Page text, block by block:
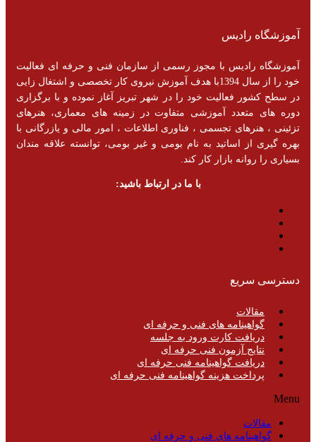
آموزشگاه رادیس
آموزشگاه رادیس با مجوز رسمی از سازمان فنی و حرفه ای فعالیت
خود را از سال 1394با هدف آموزش نیروی کار تخصصی و اشتغال زایی
در سطح کشور فعالیت خود را در شهر تبریز آغاز نموده و با برگزاری
دوره های متعدد آموزشی متفاوت در زمینه های معماری، هنرهای
تزئینی ، هنرهای تجسمی ، فناوری اطلاعات ، امور مالی و یازرگانی با
بهره گیری از اساتید به نام بومی و غیر بومی، توانسته علاقه مندان
بسیاری را روانه بازار کار کند.
با ما در ارتباط باشید:
دسترسی سریع
مقالات
گواهینامه های فنی و حرفه ای
دریافت کارت ورود به جلسه
نتایج آزمون فنی حرفه ای
دریافت گواهینامه فنی حرفه ای
پرداخت هزینه گواهینامه فنی حرفه ای
Menu
مقالات
گواهینامه های فنی و حرفه ای